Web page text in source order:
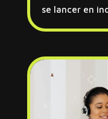
se lancer en